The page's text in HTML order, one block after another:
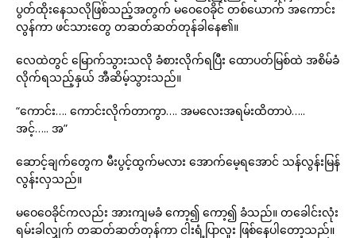
ပွတ်ထိုးနေသလိုဖြစ်သည့်အတွက် မဝေဝေခိုင် တစ်ယောက် အကောင်း
လွန်ကာ ဖင်သားတွေ တဆတ်ဆတ်တုန်ခါနေ၏။
လေထဲတွင် မြောက်သွားသလို ခံစားလိုက်ရပြီး ထောပတ်မြစ်ထဲ အစိမ်ခံ
လိုက်ရသည့်နှယ် အီဆိမ့်သွားသည်။
“ကောင်း…. ကောင်းလိုက်တာကွာ…. အမလေးအရမ်းထိတာပဲ…..
အင့်….. အ”
ဆောင့်ချက်တွေက မီးပွင့်ထွက်မလား အောက်မေ့ရအောင် သန်လွန်းမြန်
လွန်းလှသည်။
မဝေဝေခိုင်ကလည်း အားကျမခံ ကော့၍ ကော့၍ ခံသည်။ တခေါင်းလုံး
ရမ်းခါလျှက် တဆတ်ဆတ်တုန်ကာ ငါးရံ့ပြာလူး ဖြစ်နေပါတော့သည်။